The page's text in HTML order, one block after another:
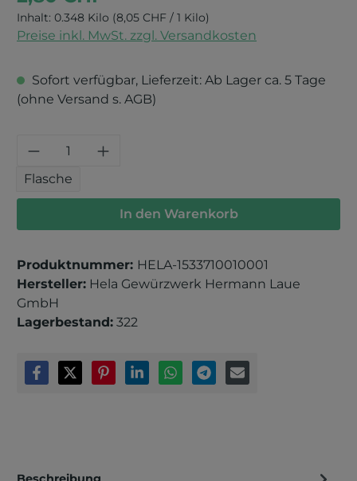
Inhalt: 0.348 Kilo (8,05 CHF / 1 Kilo)
Preise inkl. MwSt. zzgl. Versandkosten
Sofort verfügbar, Lieferzeit: Ab Lager ca. 5 Tage
(ohne Versand s. AGB)
Produkt Anzahl: Gib den
Flasche
In den Warenkorb
Produktnummer: HELA-1533710010001
Hersteller: Hela Gewürzwerk Hermann Laue
GmbH
Lagerbestand: 322